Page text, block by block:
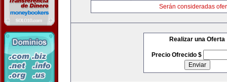
Serán consideradas
Realizar una Oferta
Precio Ofrecido $